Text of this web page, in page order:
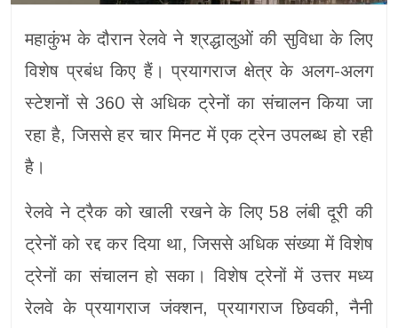
महाकुंभ के दौरान रेलवे ने श्रद्धालुओं की सुविधा के लिए
विशेष प्रबंध किए हैं। प्रयागराज क्षेत्र के अलग-अलग
स्टेशनों से 360 से अधिक ट्रेनों का संचालन किया जा
रहा है, जिससे हर चार मिनट में एक ट्रेन उपलब्ध हो रही
है।
रेलवे ने ट्रैक को खाली रखने के लिए 58 लंबी दूरी की
ट्रेनों को रद्द कर दिया था, जिससे अधिक संख्या में विशेष
ट्रेनों का संचालन हो सका। विशेष ट्रेनों में उत्तर मध्य
रेलवे के प्रयागराज जंक्शन, प्रयागराज छिवकी, नैनी